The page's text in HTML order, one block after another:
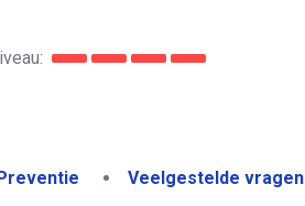
Veelgestelde vragen